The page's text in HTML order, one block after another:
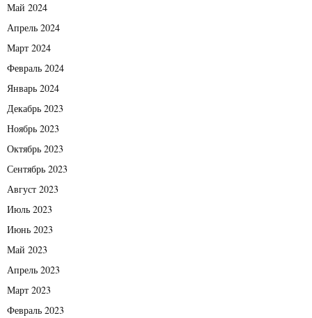
Май 2024
Апрель 2024
Март 2024
Февраль 2024
Январь 2024
Декабрь 2023
Ноябрь 2023
Октябрь 2023
Сентябрь 2023
Август 2023
Июль 2023
Июнь 2023
Май 2023
Апрель 2023
Март 2023
Февраль 2023